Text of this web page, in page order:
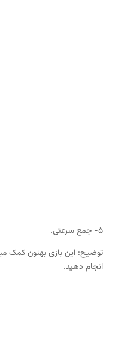
۵- جمع سرعتی.
توضیح: این بازی بهتون کمک
انجام دهید.